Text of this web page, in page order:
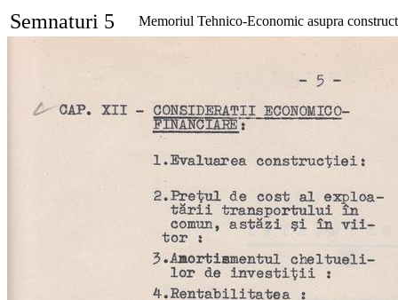
Semnaturi 5 Memoriul Tehnico-Economic asupra